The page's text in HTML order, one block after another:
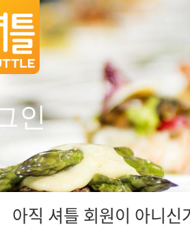
인
아직 셔틀 회원이 아니신